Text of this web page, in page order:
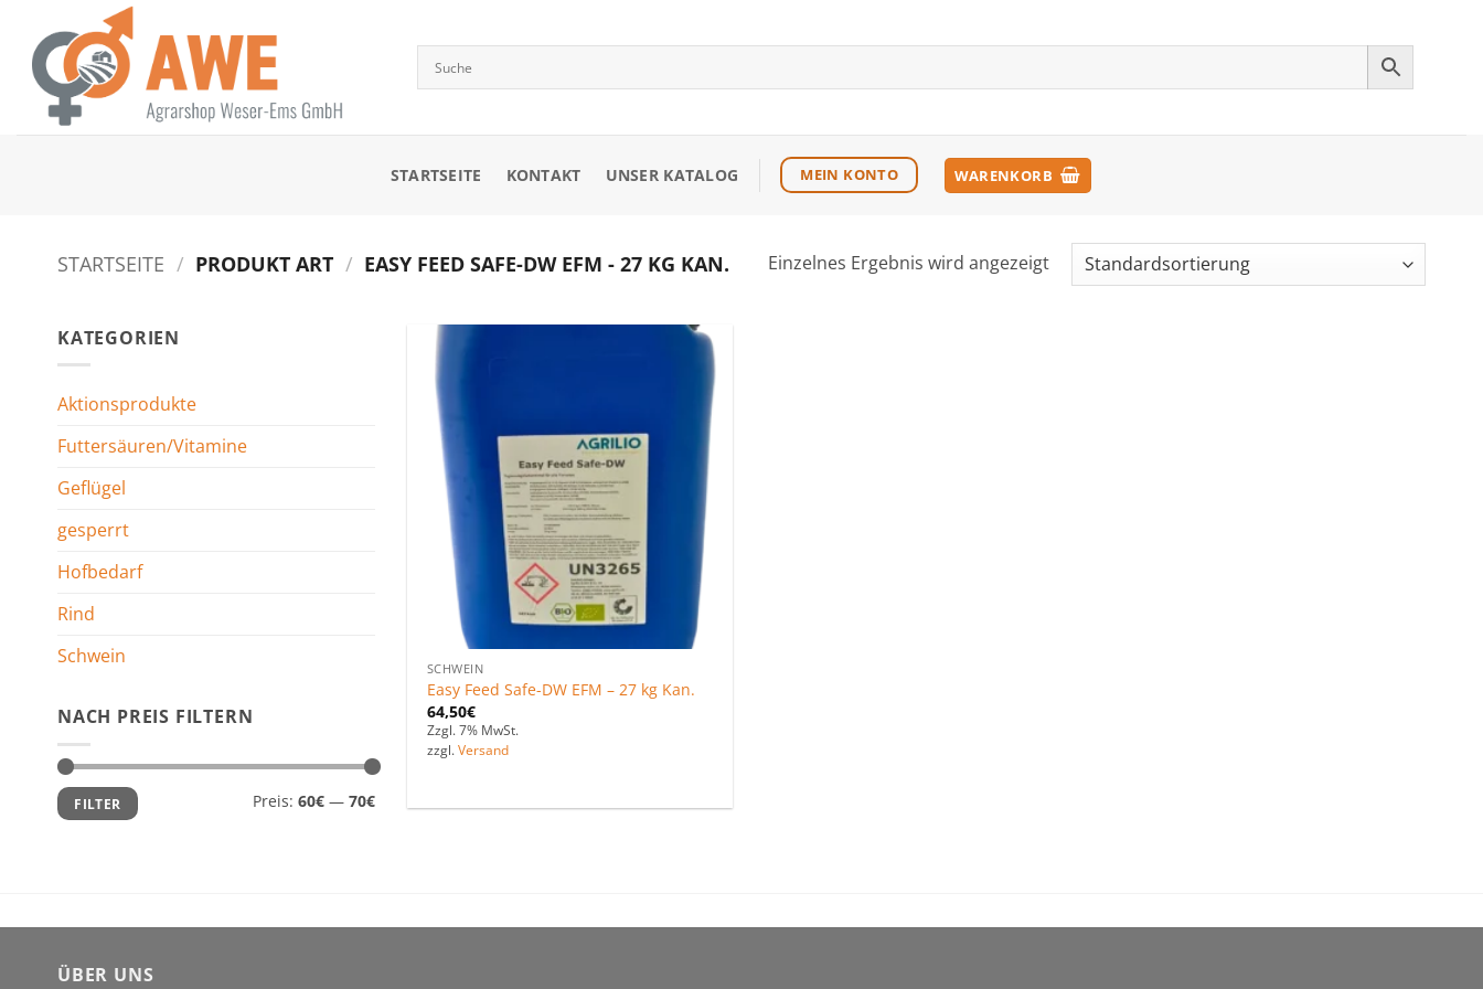
Inhalt
springen
STARTSEITE KONTAKT UNSER KATALOG MEIN KONTO WARENKORB
STARTSEITE / PRODUKT ART / EASY FEED SAFE-DW EFM - 27 KG KAN. Einzelnes Ergebnis wird angezeigt
KATEGORIEN
Aktionsprodukte
Futtersäuren/Vitamine
Geflügel
gesperrt
Hofbedarf
Rind
Schwein
NACH PREIS FILTERN
Min.
Preis
Max.
Preis
FILTER Preis: 60€— 70€
hinzufügen
SCHWEIN
Easy Feed Safe-DW EFM – 27 kg Kan.
64,50€
Zzgl. 7% MwSt.
zzgl. Versand
ÜBER UNS